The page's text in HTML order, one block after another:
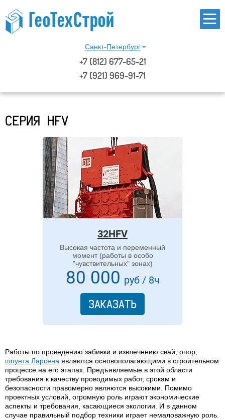
Санкт-Петербург
+7 (812) 677-65-21
+7 (921) 969-91-71
СЕРИЯ HFV
32HFV
Высокая частота и переменный
момент (работы в особо
"чувствительных" зонах)
80 000 руб / 8ч
ЗАКАЗАТЬ
Работы по проведению забивки и извлечению свай, опор,
шпунта Ларсена являются основополагающими в строительном
процессе на его этапах. Предъявляемые в этой области
требования к качеству проводимых работ, срокам и
безопасности правомерно являются высокими. Помимо
проектных условий, огромную роль играют экономические
аспекты и требования, касающиеся экологии. И в данном
случае правильный подбор техники играет немаловажную роль.